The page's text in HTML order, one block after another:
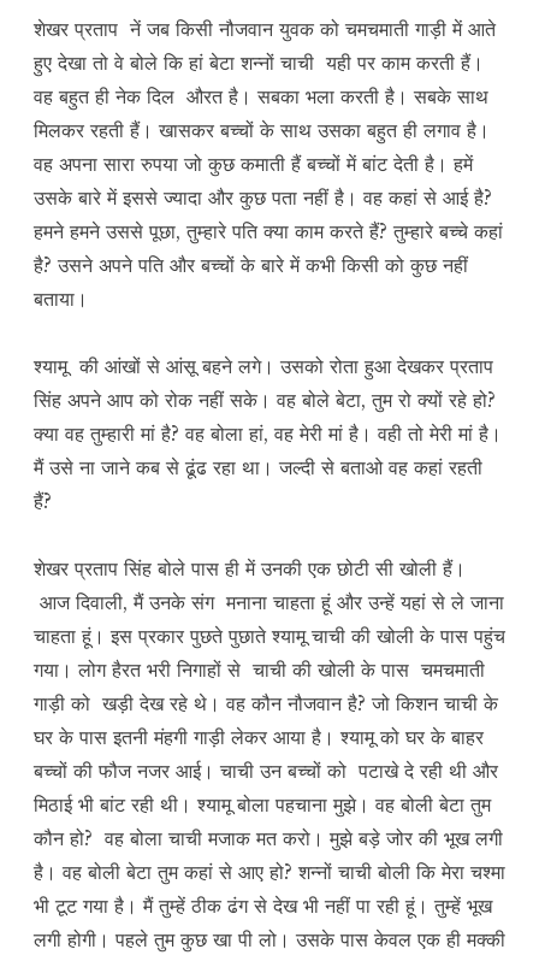
शेखर प्रताप नें जब किसी नौजवान युवक को चमचमाती गाड़ी में आते
हुए देखा तो वे बोले कि हां बेटा शन्नों चाची यही पर काम करती हैं।
वह बहुत ही नेक दिल औरत है। सबका भला करती है। सबके साथ
मिलकर रहती हैं। खासकर बच्चों के साथ उसका बहुत ही लगाव है।
वह अपना सारा रुपया जो कुछ कमाती हैं बच्चों में बांट देती है। हमें
उसके बारे में इससे ज्यादा और कुछ पता नहीं है। वह कहां से आई है?
हमने हमने उससे पूछा, तुम्हारे पति क्या काम करते हैं? तुम्हारे बच्चे कहां
है? उसने अपने पति और बच्चों के बारे में कभी किसी को कुछ नहीं
बताया।
श्यामू की आंखों से आंसू बहने लगे। उसको रोता हुआ देखकर प्रताप
सिंह अपने आप को रोक नहीं सके। वह बोले बेटा, तुम रो क्यों रहे हो?
क्या वह तुम्हारी मां है? वह बोला हां, वह मेरी मां है। वही तो मेरी मां है।
मैं उसे ना जाने कब से ढूंढ रहा था। जल्दी से बताओ वह कहां रहती
हैं?
शेखर प्रताप सिंह बोले पास ही में उनकी एक छोटी सी खोली हैं।
आज दिवाली, मैं उनके संग मनाना चाहता हूं और उन्हें यहां से ले जाना
चाहता हूं। इस प्रकार पुछते पुछाते श्यामू चाची की खोली के पास पहुंच
गया। लोग हैरत भरी निगाहों से चाची की खोली के पास चमचमाती
गाड़ी को खड़ी देख रहे थे। वह कौन नौजवान है? जो किशन चाची के
घर के पास इतनी मंहगी गाड़ी लेकर आया है। श्यामू को घर के बाहर
बच्चों की फौज नजर आई। चाची उन बच्चों को पटाखे दे रही थी और
मिठाई भी बांट रही थी। श्यामू बोला पहचाना मुझे। वह बोली बेटा तुम
कौन हो? वह बोला चाची मजाक मत करो। मुझे बड़े जोर की भूख लगी
है। वह बोली बेटा तुम कहां से आए हो? शन्नों चाची बोली कि मेरा चश्मा
भी टूट गया है। मैं तुम्हें ठीक ढंग से देख भी नहीं पा रही हूं। तुम्हें भूख
लगी होगी। पहले तुम कुछ खा पी लो। उसके पास केवल एक ही मक्की